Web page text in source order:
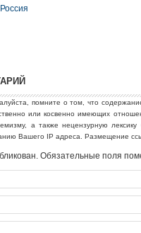
Россия
помните о том, что
или косвенно имеющих
а также нецензурную
Вашего IP адреса. Размещение
Обязательные поля